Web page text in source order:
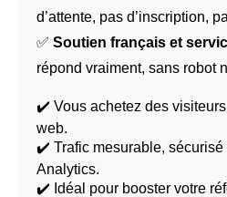
d’attente, pas d’inscription,
✅ Soutien français et
répond vraiment, sans robot
✔️ Vous achetez des
web.
✔️ Trafic mesurable,
Analytics.
✔️ Idéal pour booster votre